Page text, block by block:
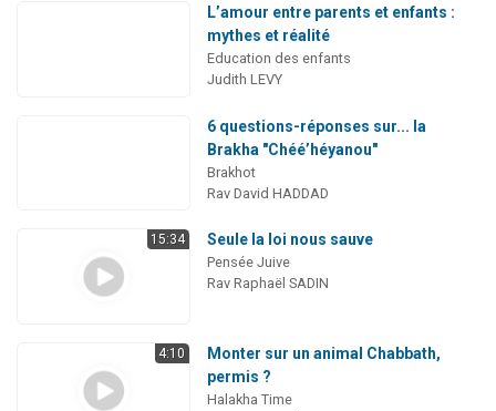
L’amour entre parents et enfants :
mythes et réalité
Education des enfants
Judith LEVY
6 questions-réponses sur... la
Brakha "Chéé’héyanou"
Brakhot
Rav David HADDAD
15:34 Seule la loi nous sauve
Pensée Juive
Rav Raphaël SADIN
4:10
Monter sur un animal Chabbath,
permis ?
Halakha Time